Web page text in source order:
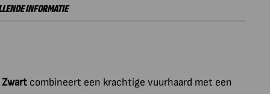
INFORMATIE
Zwart combineert een krachtige vuurhaard met een